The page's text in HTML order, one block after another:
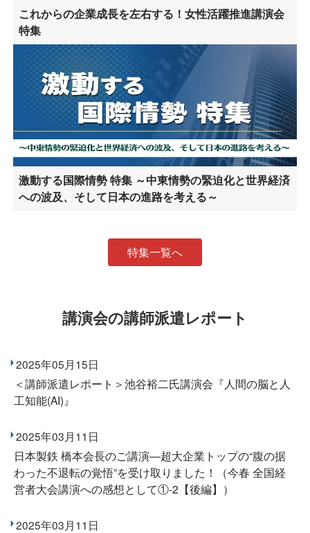
これからの企業成長を左右する！女性活躍推進講演会
特集
激動する国際情勢 特集 ～中東情勢の緊迫化と世界経済
への波及、そして日本の進路を考える～
特集一覧へ
講演会の講師派遣レポート
2025年05月15日
＜講師派遣レポート＞池谷裕二氏講演会『人間の脳と人
工知能(AI)』
2025年03月11日
日本製鉄 橋本会長のご講演―超大企業トップの“腹の据
わった不退転の覚悟”を受け取りました！（今春 全国経
営者大会講演への感想として①-2【後編】）
2025年03月11日